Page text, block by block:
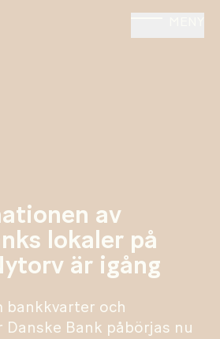
av
lokaler på
är igång
bankkvarter och
Bank påbörjas nu